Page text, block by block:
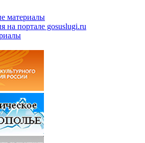
материалы
на портале gosuslugi.ru